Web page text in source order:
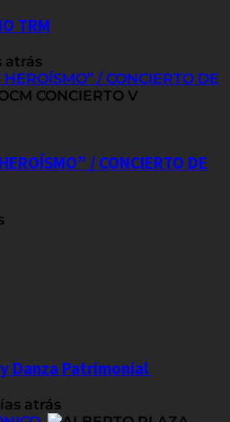
TRM
atrás
/ CONCIERTO DE
/ CONCIERTO DE
Danza Patrimonial
atrás